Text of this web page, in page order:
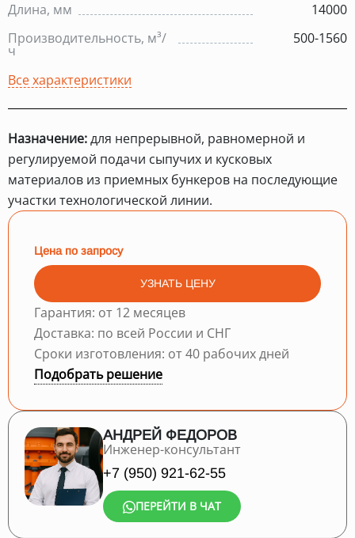
Длина, мм
14000
Производительность, м³/
ч
500-1560
Все характеристики
Назначение:для непрерывной, равномерной и
регулируемой подачи сыпучих и кусковых
материалов из приемных бункеров на последующие
участки технологической линии.
Цена по запросу
УЗНАТЬ ЦЕНУ
Гарантия: от 12 месяцев
Доставка: по всей России и СНГ
Сроки изготовления: от 40 рабочих дней
Подобрать решение
АНДРЕЙ ФЕДОРОВ
Инженер-консультант
+7 (950) 921-62-55
ПЕРЕЙТИ В ЧАТ